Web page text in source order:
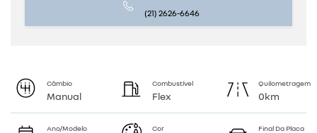
(21) 2626-6646
Câmbio
Manual
Combustível
Flex
Quilometragem
0km
Ano/Modelo Cor Final Da Placa